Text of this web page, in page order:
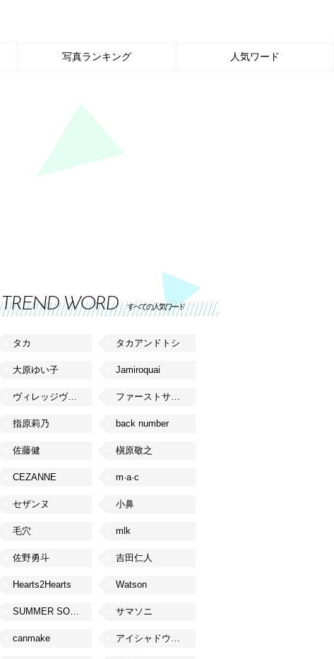
写真ランキング 人気ワード
TREND WORD すべての人気ワード
タカ タカアンドトシ
大原ゆい子 Jamiroquai
ヴィレッジヴァンガード ファーストサマーウイカ
指原莉乃 back number
佐藤健 槇原敬之
CEZANNE m·a·c
セザンヌ 小鼻
毛穴 mlk
佐野勇斗 吉田仁人
Hearts2Hearts Watson
SUMMER SONIC サマソニ
canmake アイシャドウベース